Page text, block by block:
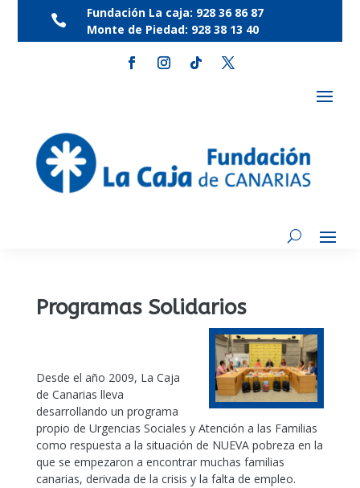
 Fundación La caja: 928 36 86 87
Monte de Piedad: 928 38 13 40
Programas Solidarios
Desde el año 2009, La Caja
de Canarias lleva
desarrollando un programa
propio de Urgencias Sociales y Atención a las Familias
como respuesta a la situación de NUEVA pobreza en la
que se empezaron a encontrar muchas familias
canarias, derivada de la crisis y la falta de empleo.